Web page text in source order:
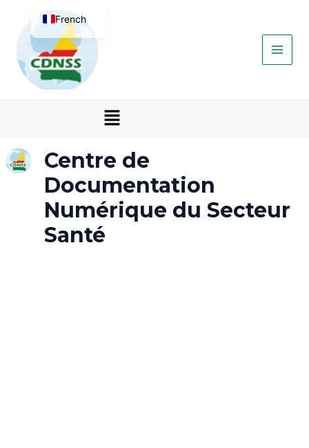
contenu
Menu
Centre de
Documentation
Numérique du Secteur
Santé
French
English